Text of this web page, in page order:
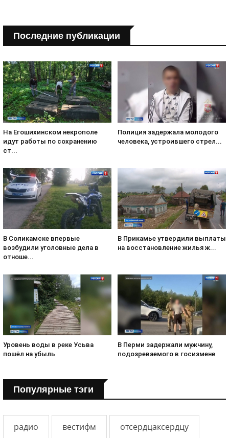
Последние публикации
На Егошихинском некрополе
идут работы по сохранению
ст...
Полиция задержала молодого
человека, устроившего стрел...
В Соликамске впервые
возбудили уголовные дела в
отноше...
В Прикамье утвердили выплаты
на восстановление жилья ж...
Уровень воды в реке Усьва
пошёл на убыль
В Перми задержали мужчину,
подозреваемого в госизмене
Популярные тэги
радио вестифм отсердцаксердцу